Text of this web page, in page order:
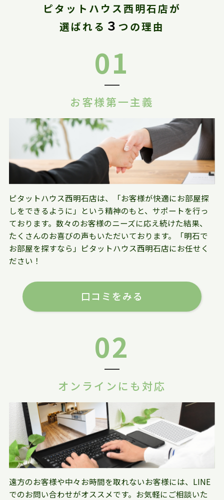
ピタットハウス西明石店が
選ばれる ３ つの理由
01
お客様第一主義
ピタットハウス西明石店は、「お客様が快適にお部屋探
しをできるように」という精神のもと、サポートを行っ
ております。数々のお客様のニーズに応え続けた結果、
たくさんのお喜びの声もいただいております。「明石で
お部屋を探すなら」ピタットハウス西明石店にお任せく
ださい！
口コミをみる
02
オンラインにも対応
遠方のお客様や中々お時間を取れないお客様には、LINE
でのお問い合わせがオススメです。お気軽にご相談いた